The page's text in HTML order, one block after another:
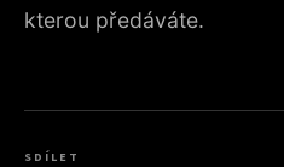
kterou předáváte.
SDÍLET